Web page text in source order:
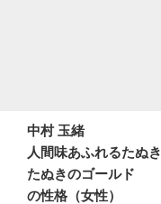
中村 玉緒
人間味あふれるたぬき
たぬきのゴールド
の性格（女性）